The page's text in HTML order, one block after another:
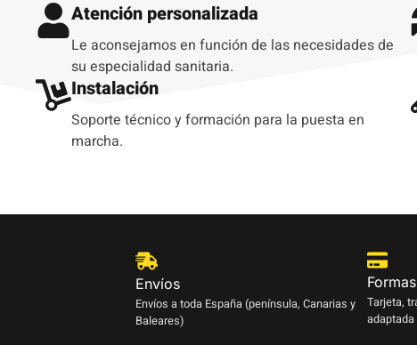
Atención personalizada
Le aconsejamos en función de las necesidades de
su especialidad sanitaria.
Instalación
Soporte técnico y formación para la puesta en
marcha.
Envíos
Envíos a toda España (península, Canarias y
Baleares)
Tarjeta,